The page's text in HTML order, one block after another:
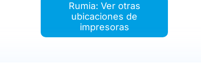
Rumia: Ver otras
ubicaciones de
impresoras